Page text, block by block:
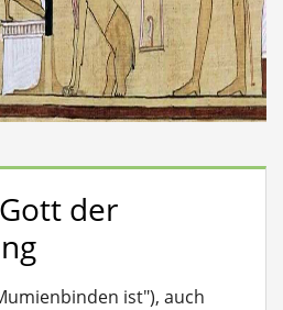
der
ist"), auch